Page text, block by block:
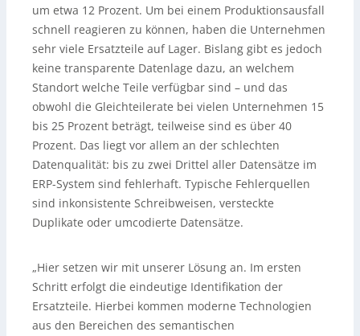
um etwa 12 Prozent. Um bei einem Produktionsausfall
schnell reagieren zu können, haben die Unternehmen
sehr viele Ersatzteile auf Lager. Bislang gibt es jedoch
keine transparente Datenlage dazu, an welchem
Standort welche Teile verfügbar sind – und das
obwohl die Gleichteilerate bei vielen Unternehmen 15
bis 25 Prozent beträgt, teilweise sind es über 40
Prozent. Das liegt vor allem an der schlechten
Datenqualität: bis zu zwei Drittel aller Datensätze im
ERP-System sind fehlerhaft. Typische Fehlerquellen
sind inkonsistente Schreibweisen, versteckte
Duplikate oder umcodierte Datensätze.
„Hier setzen wir mit unserer Lösung an. Im ersten
Schritt erfolgt die eindeutige Identifikation der
Ersatzteile. Hierbei kommen moderne Technologien
aus den Bereichen des semantischen